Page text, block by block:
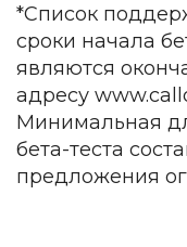
*Список
сроки начала
являются
адресу
Минимальная
бета-теста
предложения